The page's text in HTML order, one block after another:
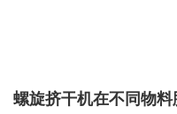
螺旋挤干机在不同物